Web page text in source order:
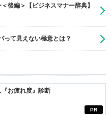
後編＞【ビジネスマナー辞典】
て見えない極意とは？
PR
お疲れ度』診断